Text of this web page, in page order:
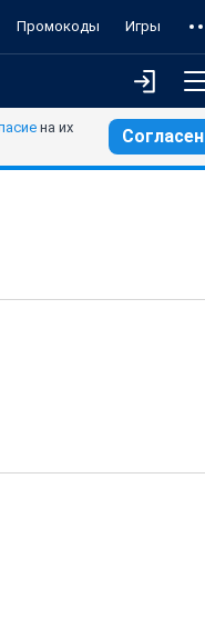
Промокоды Игры
на их
Согласен